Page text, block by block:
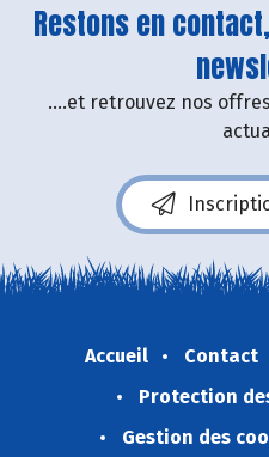
Restons en
....et retrouvez nos
Accueil Contact
Protection
Gestion des